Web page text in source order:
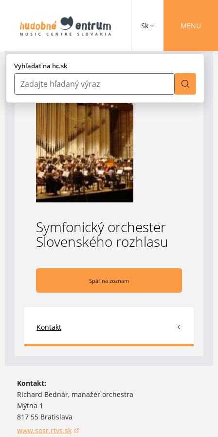
Vyhľadať na hc.sk
Sk MENU
Symfonický orchester
Slovenského rozhlasu
Späť na zoznam
Kontakt
Kontakt:
Richard Bednár, manažér orchestra
Mýtna 1
817 55 Bratislava
www.sosr.rtvs.sk